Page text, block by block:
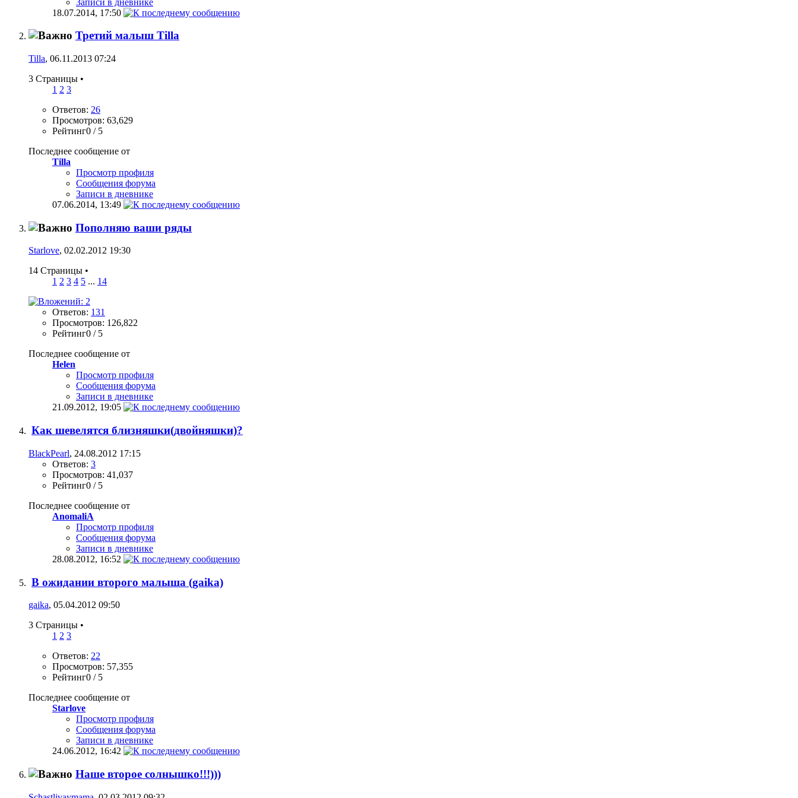
18.07.2014, 17:50
Третий малыш Tilla
Tilla, 06.11.2013 07:24
3 Страницы •
1 2 3
Ответов: 26
Просмотров: 63,629
Рейтинг0 / 5
Последнее сообщение от
Tilla
Просмотр профиля
Сообщения форума
Записи в дневнике
07.06.2014, 13:49
Пополняю ваши ряды
Starlove, 02.02.2012 19:30
14 Страницы •
1 2 3 4 5 ... 14
Ответов: 131
Просмотров: 126,822
Рейтинг0 / 5
Последнее сообщение от
Helen
Просмотр профиля
Сообщения форума
Записи в дневнике
21.09.2012, 19:05
Как шевелятся близняшки(двойняшки)?
BlackPearl, 24.08.2012 17:15
Ответов: 3
Просмотров: 41,037
Рейтинг0 / 5
Последнее сообщение от
AnomaliA
Просмотр профиля
Сообщения форума
Записи в дневнике
28.08.2012, 16:52
В ожидании второго малыша (gaika)
gaika, 05.04.2012 09:50
3 Страницы •
1 2 3
Ответов: 22
Просмотров: 57,355
Рейтинг0 / 5
Последнее сообщение от
Starlove
Просмотр профиля
Сообщения форума
Записи в дневнике
24.06.2012, 16:42
Наше второе солнышко!!!)))